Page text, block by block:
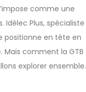
comme une
Plus, spécialiste
positionne en tête en
Mais comment la GTB
explorer ensemble.